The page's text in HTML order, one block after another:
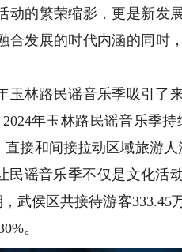
的繁荣缩影，更是新发
合发展的时代内涵的同时
林路民谣音乐季吸引了
年玉林路民谣音乐季持
接和间接拉动区域旅游人
民谣音乐季不仅是文化活
武侯区共接待游客333.45
。